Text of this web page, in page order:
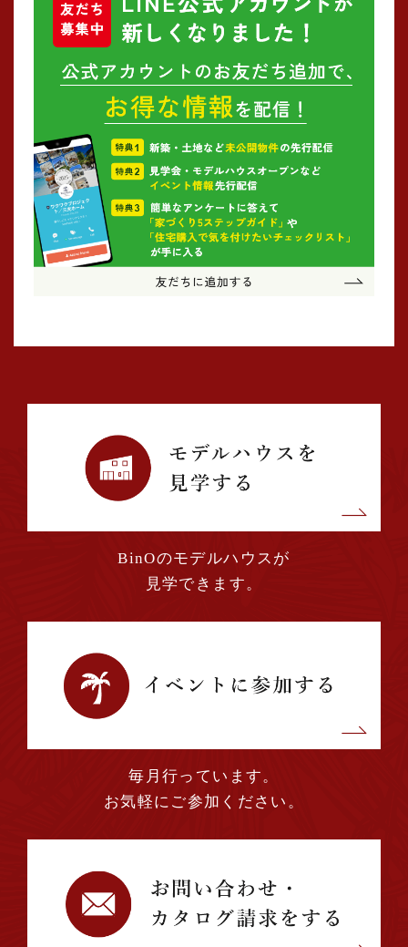
2024年10月 (1)
2024年09月 (1)
2024年08月 (4)
2024年07月 (1)
2024年06月 (2)
2024年02月 (2)
2024年01月 (1)
2023年11月 (2)
2023年10月 (3)
2023年09月 (1)
2023年07月 (2)
2023年04月 (1)
2023年03月 (1)
BinOのモデルハウスが
見学できます。
毎月行っています。
お気軽にご参加ください。